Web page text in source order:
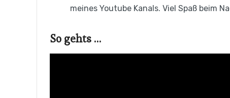
meines Youtube Kanals. Viel Spaß beim
So gehts …